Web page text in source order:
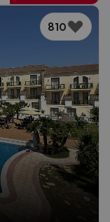
810